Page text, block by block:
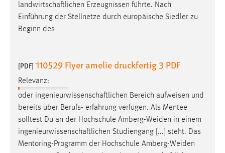
landwirtschaftlichen Erzeugnissen führte. Nach
Einführung der Stellnetze durch europäische Siedler zu
Beginn des
[PDF] 110529 Flyer amelie druckfertig 3 PDF
Relevanz:
oder ingenieurwissenschaftlichen Bereich aufweisen und
bereits über Berufs- erfahrung verfügen. Als Mentee
solltest Du an der Hochschule Amberg-Weiden in einem
ingenieurwissenschaftlichen Studiengang [...] steht. Das
Mentoring-Programm der Hochschule Amberg-Weiden